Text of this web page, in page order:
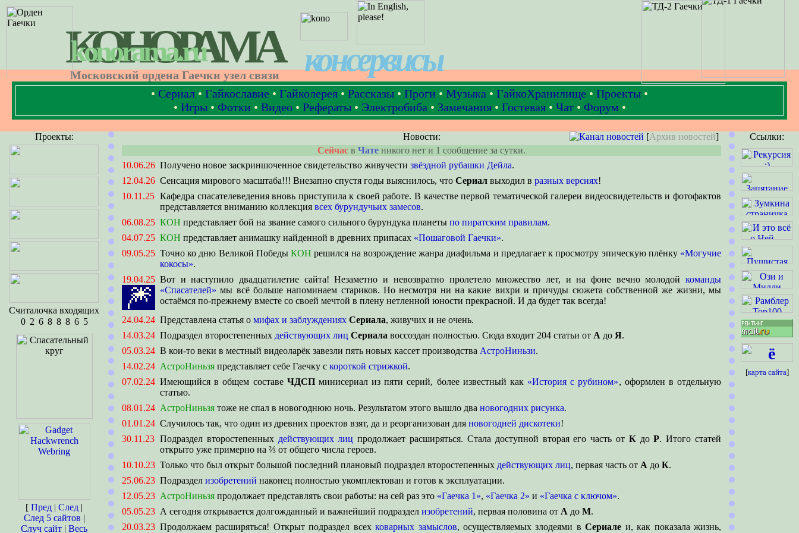
КОНОРАМА
konorama.ru
Московский ордена Гаечки узел связи консервисы
• Сериал • Гайкославие • Гайколерея • Рассказы • Проги • Музыка • ГайкоХранилище • Проекты •
• Игры• Фотки • Видео• Рефераты• Электробиба • Замечания• Гостевая• Чат• Форум •
Проекты:
Считалочка входящих
[ Пред | След |
След 5 сайтов |
Случ сайт | Весь
Новости: [Архив новостей]
Сейчас в Чате никого нет и 1 сообщение за сутки.
10.06.26 Получено новое заскриншоченное свидетельство живучести звёздной рубашки Дейла.
12.04.26 Сенсация мирового масштаба!!! Внезапно спустя годы выяснилось, что Сериал выходил в разных версиях!
10.11.25 Кафедра спасателеведения вновь приступила к своей работе. В качестве первой тематической галереи видеосвидетельств и фотофактов
представляется вниманию коллекция всех бурундучьих замесов.
06.08.25 КОН представляет бой на звание самого сильного бурундука планеты по пиратским правилам.
04.07.25 КОН представляет анимашку найденной в древних припасах «Пошаговой Гаечки».
09.05.25 Точно ко дню Великой ПобедыКОН решился на возрождение жанра диафильма и предлагает к просмотру эпическую плёнку «Могучие
кокосы».
19.04.25
🎆
Вот и наступило двадцатилетие сайта! Незаметно и невозвратно пролетело множество лет, и на фоне вечно молодой команды
«Спасателей» мы всё больше напоминаем стариков. Но несмотря ни на какие вихри и причуды сюжета собственной же жизни, мы
остаёмся по-прежнему вместе со своей мечтой в плену нетленной юности прекрасной. И да будет так всегда!
24.04.24 Представлена статья о мифах и заблуждениях Сериала, живучих и не очень.
14.03.24 Подраздел второстепенных действующих лиц Сериала воссоздан полностью. Сюда входит 204 статьи от А до Я.
05.03.24 В кои-то веки в местный видеоларёк завезли пять новых кассет производства АстроНиньзи.
14.02.24 АстроНиньзя представляет себе Гаечку с короткой стрижкой.
07.02.24 Имеющийся в общем составе ЧДСПминисериал из пяти серий, более известный как «История с рубином», оформлен в отдельную
статью.
08.01.24 АстроНиньзя тоже не спал в новогоднюю ночь. Результатом этого вышло два новогодних рисунка.
01.01.24 Случилось так, что один из древних проектов взят, да и реорганизован для новогодней дискотеки!
30.11.23 Подраздел второстепенных действующих лиц продолжает расширяться. Стала доступной вторая его часть от КдоР. Итого статей
открыто уже примерно на ⅔ от общего числа героев.
10.10.23 Только что был открыт большой последний плановый подраздел второстепенных действующих лиц, первая часть от А до К.
25.06.23 Подраздел изобретений наконец полностью укомплектован и готов к эксплуатации.
12.05.23 АстроНиньзя продолжает представлять свои работы: на сей раз это «Гаечка 1», «Гаечка 2» и «Гаечка с ключом».
05.05.23 А сегодня открывается долгожданный и важнейший подраздел изобретений, первая половина от А до М.
20.03.23 Продолжаем расширяться! Открыт подраздел всехковарных замыслов, осуществляемых злодеями вСериале и, как показала жизнь,
Ссылки:
[карта сайта]